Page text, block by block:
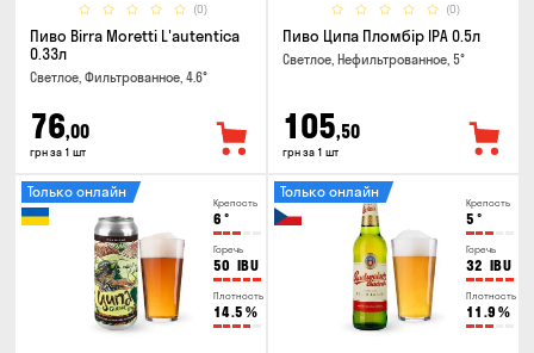
(0)
Пиво Birra Moretti L'autentica
0.33л
Светлое, Фильтрованное, 4.6°
76,00
грн за 1 шт
(0)
Пиво Ципа Пломбір IPA 0.5л
Светлое, Нефильтрованное, 5°
105,50
грн за 1 шт
Крепость
6 °
Горечь
50 IBU
Плотность
14.5 %
Только онлайн
Крепость
5 °
Горечь
32 IBU
Плотность
11.9 %
Только онлайн